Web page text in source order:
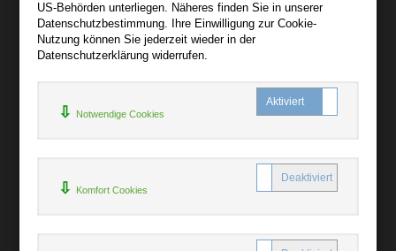
Widerruf
Datenschutz
Bibliotheksrabatt
MARC21-Datenimport
US-Behörden unterliegen. Näheres finden Sie in unserer
Datenschutzbestimmung. Ihre Einwilligung zur Cookie-
Nutzung können Sie jederzeit wieder in der
Datenschutzerklärung widerrufen.
Notwendige Cookies
Komfort Cookies